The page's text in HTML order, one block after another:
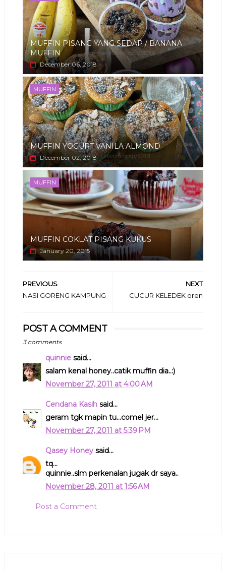
MUFFIN PISANG YANG SEDAP / BANANA
MUFFIN
December 06, 2018
MUFFIN
MUFFIN YOGURT VANILA ALMOND
December 02, 2018
MUFFIN
MUFFIN COKLAT PISANG KUKUS
January 20, 2015
NEXT
CUCUR KELEDEK oren
PREVIOUS
NASI GORENG KAMPUNG
POST A COMMENT
3 comments
quinniesaid...
salam kenal honey..catik muffin dia..:)
November 27, 2011 at 4:00 AM
Cendana Kasihsaid...
geram tgk mapin tu...comel jer...
November 27, 2011 at 5:39 PM
Qasey Honeysaid...
tq...
quinnie..slm perkenalan jugak dr saya..
November 28, 2011 at 1:56 AM
Post a Comment